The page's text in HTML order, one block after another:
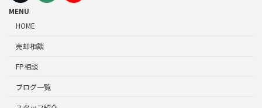
MENU
HOME
売却相談
FP相談
ブログ一覧